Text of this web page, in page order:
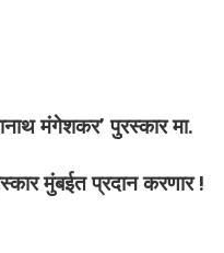
मंगेशकर’ पुरस्कार मा.
मुंबईत प्रदान करणार !